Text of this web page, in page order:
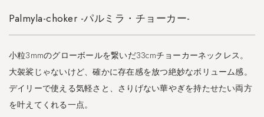
ー
4.2
C
A
R
C
Palmyla-choker -パルミラ・チョーカー-
小粒3mmのグローボールを繋いだ33cmチョーカーネックレス。
大袈裟じゃないけど、確かに存在感を放つ絶妙なボリューム感。
デイリーで使える気軽さと、さりげない華やぎを持たせたい両方
を叶えてくれる一点。